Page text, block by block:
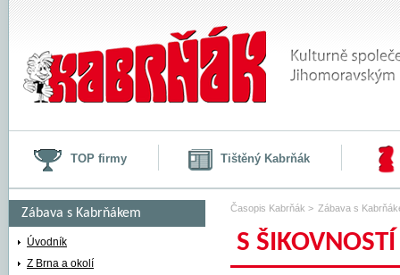
TOP firmy Tištěný Kabrňák
Zábava s Kabrňákem
Rekordy
S šikovností až do České knihy
Úvodník
Z Brna a okolí
Časopis Kabrňák > Zábava s
S